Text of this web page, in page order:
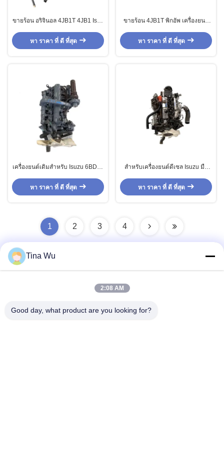
ขายร้อน อริจินอล 4JB1T 4JB1 Isuz
NKR สําหรับเครื่องปั๊มรถบรรทุกเรือ
หา ราคา ที่ ดี ที่สุด
ขายร้อน 4JB1T พิกอัพ เครื่องยนต์
หา ราคา ที่ ดี ที่สุด
เครื่องยนต์เดิมสําหรับ Isuzu 6BD1T
หา ราคา ที่ ดี ที่สุด
สำหรับเครื่องยนต์ดีเซล Isuzu มือ
มือสอง
หา ราคา ที่ ดี ที่สุด
1 2 3 4
ที่อยู่
Tina Wu
2:08 AM
Good day, what product are you looking for?